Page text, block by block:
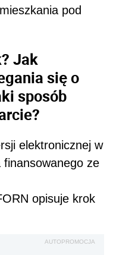
pod
Jak
się o
sposób
elektronicznej w
finansowanego ze
opisuje krok
AUTOPROMOCJA